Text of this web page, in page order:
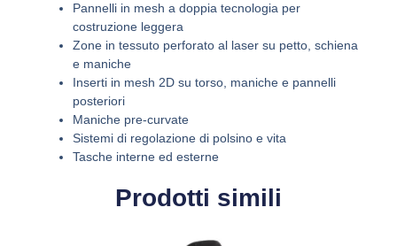
Pannelli in mesh a doppia tecnologia per
costruzione leggera
Zone in tessuto perforato al laser su petto, schiena
e maniche
Inserti in mesh 2D su torso, maniche e pannelli
posteriori
Maniche pre-curvate
Sistemi di regolazione di polsino e vita
Tasche interne ed esterne
Prodotti simili
Questo